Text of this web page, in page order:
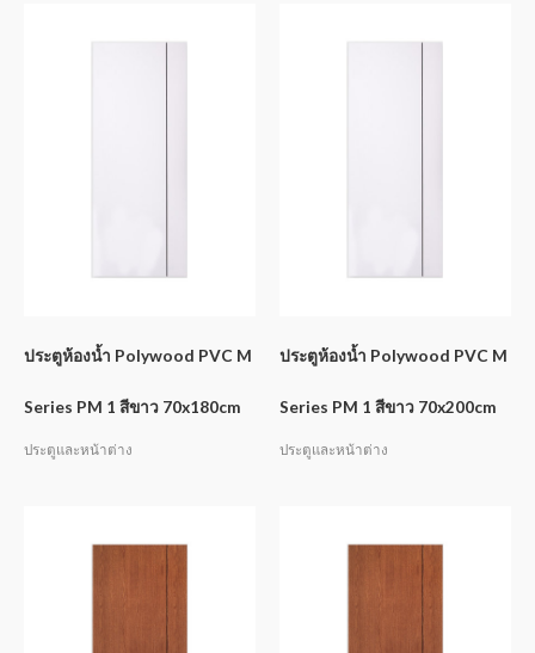
ประตูห้องน้ำ Polywood PVC M
Series PM 1 สีขาว 70x180cm
ประตูและหน้าต่าง
ประตูห้องน้ำ Polywood PVC M
Series PM 1 สีขาว 70x200cm
ประตูและหน้าต่าง